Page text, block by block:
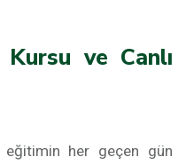
ve Canlı
eğitimin her geçen gün